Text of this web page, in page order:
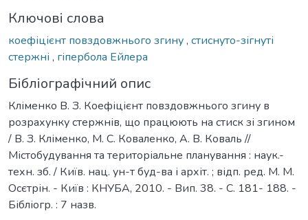
Ключові слова
коефіцієнт повздовжнього згину, стиснуто-зігнуті
стержні , гіпербола Ейлера
Бібліографічний опис
Кліменко В. З. Коефіцієнт повздовжнього згину в
розрахунку стержнів, що працюють на стиск зі згином
/ В. З. Кліменко, М. С. Коваленко, А. В. Коваль //
Містобудування та територіальне планування : наук.-
техн. зб. / Київ. нац. ун-т буд-ва і архіт. ; відп. ред. М. М.
Осєтрін. - Київ : КНУБА, 2010. - Вип. 38. - С. 181- 188. -
Бібліогр. : 7 назв.